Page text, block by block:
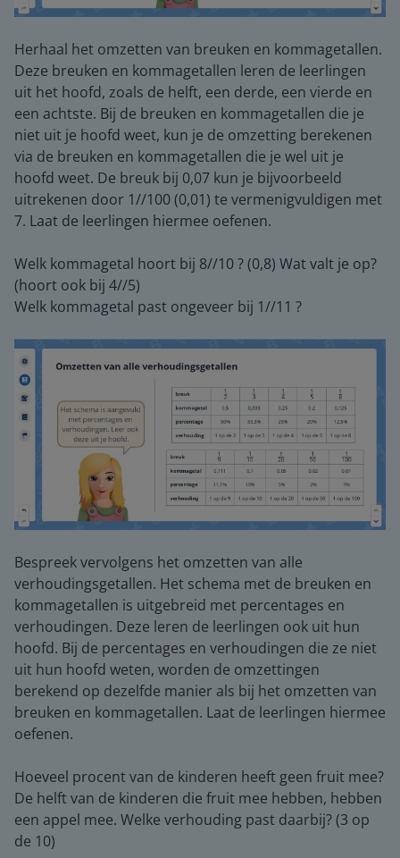
Herhaal het omzetten van breuken en kommagetallen.
Deze breuken en kommagetallen leren de leerlingen
uit het hoofd, zoals de helft, een derde, een vierde en
een achtste. Bij de breuken en kommagetallen die je
niet uit je hoofd weet, kun je de omzetting berekenen
via de breuken en kommagetallen die je wel uit je
hoofd weet. De breuk bij 0,07 kun je bijvoorbeeld
uitrekenen door 1//100 (0,01) te vermenigvuldigen met
7. Laat de leerlingen hiermee oefenen.
Welk kommagetal hoort bij 8//10 ? (0,8) Wat valt je op?
(hoort ook bij 4//5)
Welk kommagetal past ongeveer bij 1//11 ?
Bespreek vervolgens het omzetten van alle
verhoudingsgetallen. Het schema met de breuken en
kommagetallen is uitgebreid met percentages en
verhoudingen. Deze leren de leerlingen ook uit hun
hoofd. Bij de percentages en verhoudingen die ze niet
uit hun hoofd weten, worden de omzettingen
berekend op dezelfde manier als bij het omzetten van
breuken en kommagetallen. Laat de leerlingen hiermee
oefenen.
Hoeveel procent van de kinderen heeft geen fruit mee?
De helft van de kinderen die fruit mee hebben, hebben
een appel mee. Welke verhouding past daarbij? (3 op
de 10)